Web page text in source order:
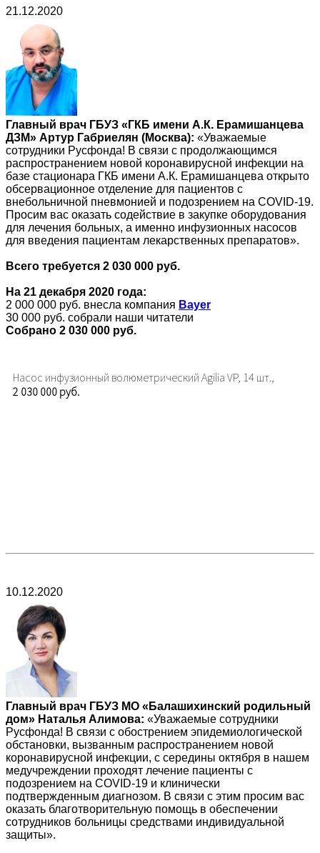
21.12.2020
Главный врач ГБУЗ «ГКБ имени А.К. Ерамишанцева
ДЗМ» Артур Габриелян (Москва): «Уважаемые
сотрудники Русфонда! В связи с продолжающимся
распространением новой коронавирусной инфекции на
базе стационара ГКБ имени А.К. Ерамишанцева открыто
обсервационное отделение для пациентов с
внебольничной пневмонией и подозрением на COVID-19.
Просим вас оказать содействие в закупке оборудования
для лечения больных, а именно инфузионных насосов
для введения пациентам лекарственных препаратов».
Всего требуется 2 030 000 руб.
На 21 декабря 2020 года:
2 000 000 руб. внесла компания Bayer
30 000 руб. собрали наши читатели
Собрано 2 030 000 руб.
Насос инфузионный волюметрический Agilia VP, 14 шт.,
2 030 000 руб.
10.12.2020
Главный врач ГБУЗ МО «Балашихинский родильный
дом» Наталья Алимова: «Уважаемые сотрудники
Русфонда! В связи с обострением эпидемиологической
обстановки, вызванным распространением новой
коронавирусной инфекции, с середины октября в нашем
медучреждении проходят лечение пациенты с
подозрением на COVID-19 и клинически
подтвержденным диагнозом. В связи с этим просим вас
оказать благотворительную помощь в обеспечении
сотрудников больницы средствами индивидуальной
защиты».